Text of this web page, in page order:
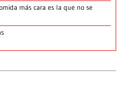
más cara es la que no se